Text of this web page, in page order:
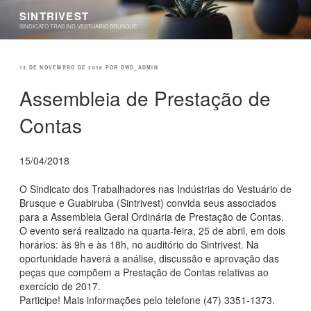
Pular
SINTRIVEST
SINDICATO TRAB.IND.VESTUARIO BRUSQUE
PUBLICADO
13 DE NOVEMBRO DE 2018 POR DWD_ADMIN
Assembleia de Prestação de
Contas
15/04/2018
O Sindicato dos Trabalhadores nas Indústrias do Vestuário de
Brusque e Guabiruba (Sintrivest) convida seus associados
para a Assembleia Geral Ordinária de Prestação de Contas.
O evento será realizado na quarta-feira, 25 de abril, em dois
horários: às 9h e às 18h, no auditório do Sintrivest. Na
oportunidade haverá a análise, discussão e aprovação das
peças que compõem a Prestação de Contas relativas ao
exercício de 2017.
Participe! Mais informações pelo telefone (47) 3351-1373.